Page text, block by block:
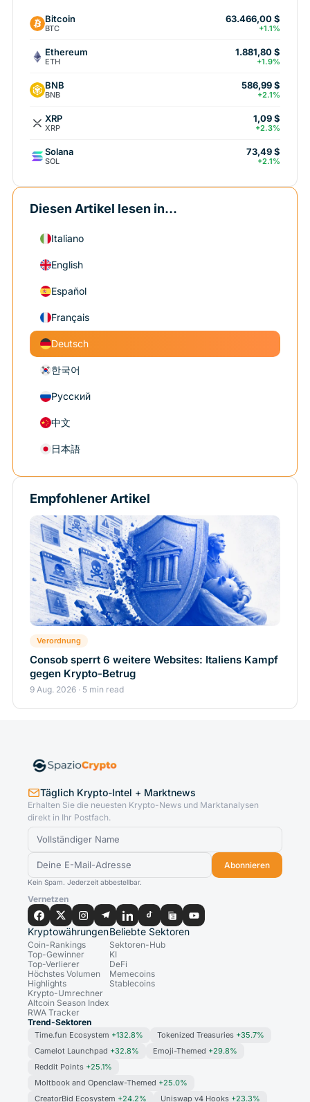
Bitcoin
BTC
63.466,00 $
+1.1%
Ethereum
ETH
1.881,80 $
+1.9%
BNB
BNB
586,99 $
+2.1%
XRP
XRP
1,09 $
+2.3%
Solana
SOL
73,49 $
+2.1%
Diesen Artikel lesen in...
Italiano
English
Español
Français
Deutsch
한국어
Русский
中文
日本語
Empfohlener Artikel
Verordnung
Consob sperrt 6 weitere Websites: Italiens Kampf
gegen Krypto-Betrug
9 Aug. 2026 · 5 min read
Täglich Krypto-Intel + Marktnews
Erhalten Sie die neuesten Krypto-News und Marktanalysen
direkt in Ihr Postfach.
Abonnieren
Kein Spam. Jederzeit abbestellbar.
Vernetzen
Kryptowährungen
Coin-Rankings
Top-Gewinner
Top-Verlierer
Höchstes Volumen
Highlights
Krypto-Umrechner
Altcoin Season Index
RWA Tracker
Beliebte Sektoren
Sektoren-Hub
KI
DeFi
Memecoins
Stablecoins
Trend-Sektoren
Time.fun Ecosystem +132.8% Tokenized Treasuries +35.7%
Camelot Launchpad +32.8% Emoji-Themed +29.8%
Reddit Points +25.1%
Moltbook and Openclaw-Themed +25.0%
CreatorBid Ecosystem +24.2% Uniswap v4 Hooks +23.3%